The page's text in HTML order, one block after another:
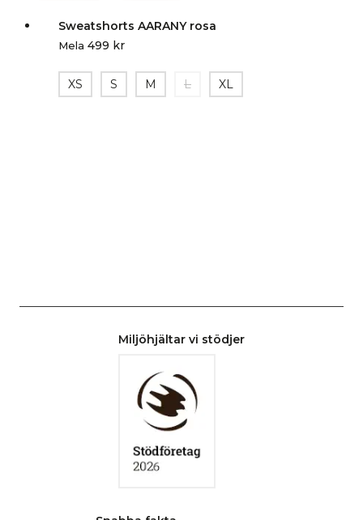
Sweatshorts AARANY rosa
Mela 499 kr
XS S M L XL
Miljöhjältar vi stödjer